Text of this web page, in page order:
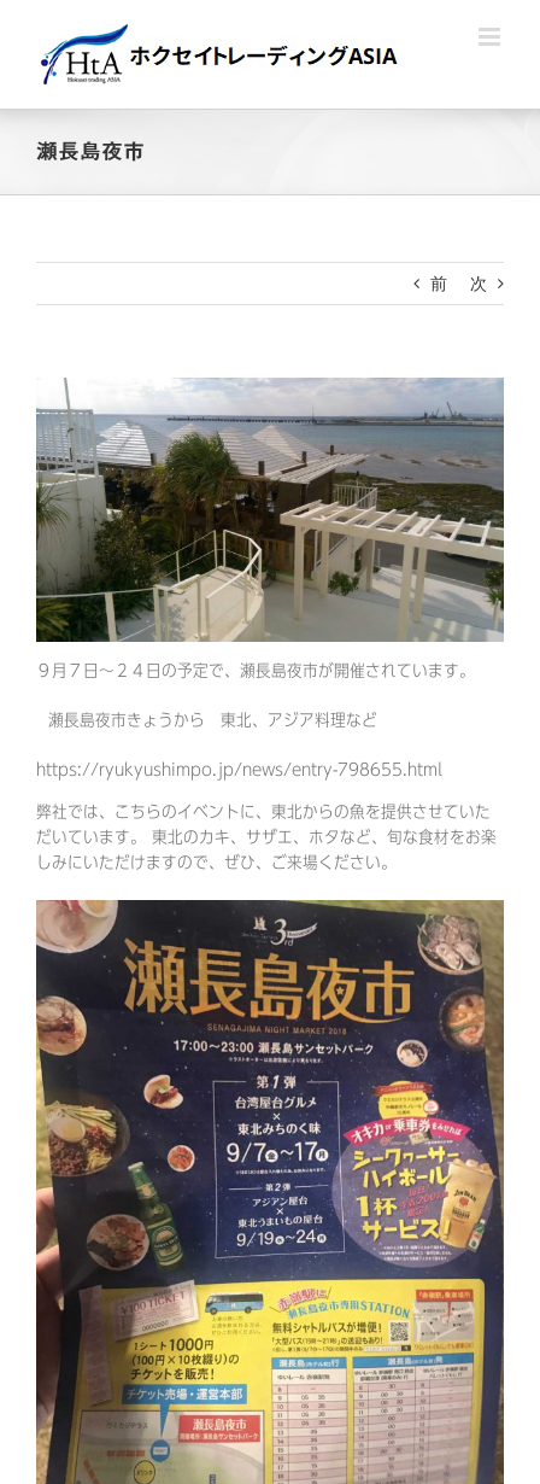
content
瀬長島夜市
前 次
９月７日～２４日の予定で、瀬長島夜市が開催されています。
瀬長島夜市きょうから 東北、アジア料理など
https://ryukyushimpo.jp/news/entry-798655.html
弊社では、こちらのイベントに、東北からの魚を提供させていた
だいています。 東北のカキ、サザエ、ホタなど、旬な食材をお楽
しみにいただけますので、ぜひ、ご来場ください。